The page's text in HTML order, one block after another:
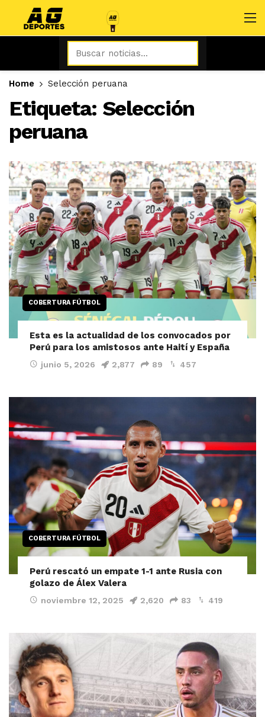
Home Selección peruana
Etiqueta: Selección
peruana
COBERTURA FÚTBOL
Esta es la actualidad de los convocados por
Perú para los amistosos ante Haití y España
junio 5, 2026 2,877 89 457
COBERTURA FÚTBOL
Perú rescató un empate 1-1 ante Rusia con
golazo de Álex Valera
noviembre 12, 2025 2,620 83 419